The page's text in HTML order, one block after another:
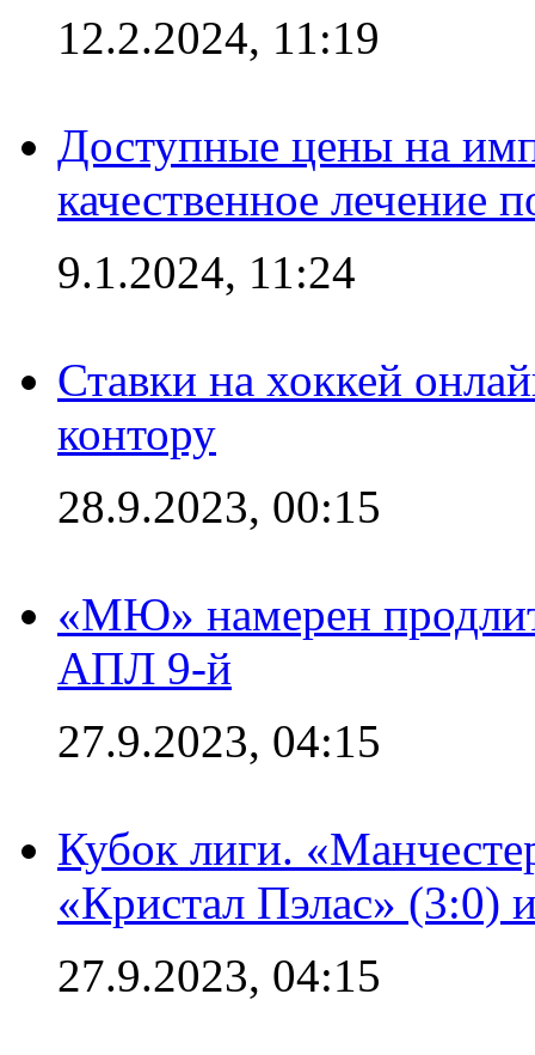
12.2.2024, 11:19
Доступные цены на
качественное лечение
9.1.2024, 11:24
Ставки на хоккей
контору
28.9.2023, 00:15
«МЮ» намерен
АПЛ 9-й
27.9.2023, 04:15
Кубок лиги.
«Кристал Пэлас» (3:0)
27.9.2023, 04:15